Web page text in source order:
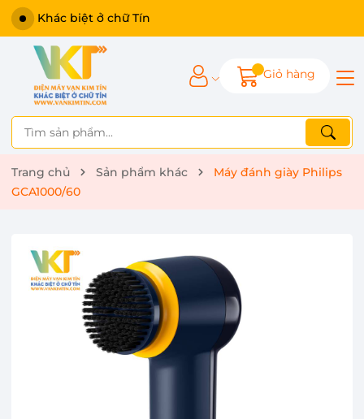
Khác biệt ở chữ Tín
Giỏ hàng
Trang chủ Sản phẩm khác
Máy đánh giày Philips
GCA1000/60